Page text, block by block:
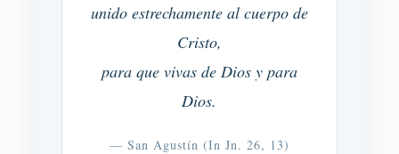
unido estrechamente al cuerpo de
Cristo,
para que vivas de Dios y para
Dios.
— San Agustín (In Jn. 26, 13)